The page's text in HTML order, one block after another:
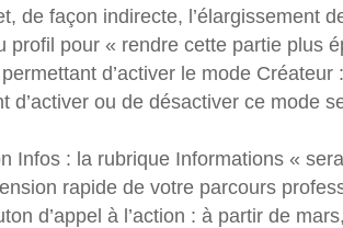
de façon indirecte, l’élargissement
profil pour « rendre cette partie plus
d’activer le mode
d’activer ou de désactiver ce mode
Infos : la rubrique Informations «
rapide de votre parcours
d’appel à l’action : à partir de